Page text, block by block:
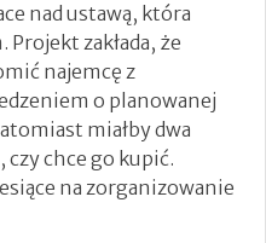
nad ustawą, która
zakłada, że
najemcę z
o planowanej
miałby dwa
czy chce go kupić.
na zorganizowanie